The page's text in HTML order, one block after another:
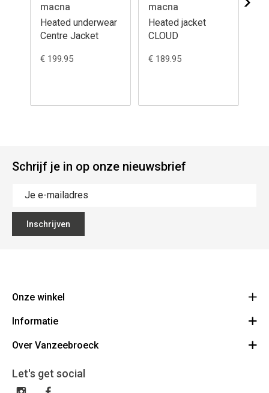
macna
Heated underwear
Centre Jacket
€ 199.95
macna
Heated jacket
CLOUD
€ 189.95
Schrijf je in op onze nieuwsbrief
Inschrijven
Onze winkel
Vanzeebroeck Motors
1600 Sint-Pieters-Leeuw
023316022
BE0425198510
Informatie
Bestelling annuleren
Algemene voorwaarden
Over Vanzeebroeck
Cadeaubon
Verzenden & Retourneren
Let's get social